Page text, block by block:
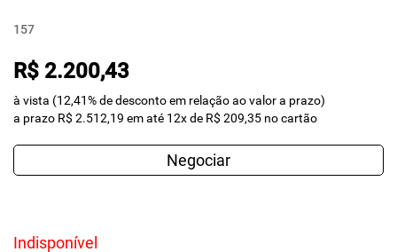
157
R$ 2.200,43
à vista (12,41% de desconto em relação ao valor a prazo)
a prazo R$ 2.512,19 em até 12x de R$ 209,35 no cartão
Negociar
Indisponível